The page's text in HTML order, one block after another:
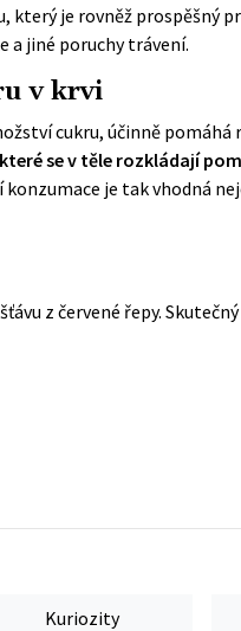
který je rovněž prospěšný
a jiné poruchy trávení.
v krvi
cukru, účinně
se v těle rozkládají
je tak vhodná
z červené řepy.
Kuriozity